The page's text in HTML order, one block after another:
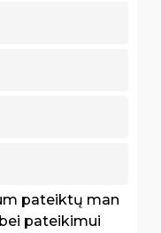
pateiktų man
pateikimui